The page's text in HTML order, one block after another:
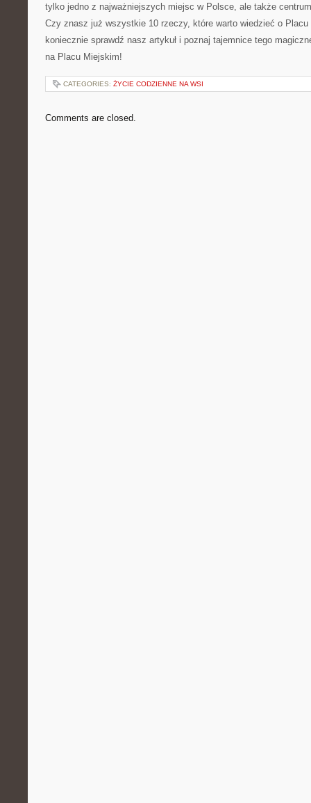
tylko ⁢jedno​ z najważniejszych miejsc w Polsce, ale także‍
Czy znasz już wszystkie 10 rzeczy, które‌ warto wiedzieć​ o
koniecznie sprawdź nasz artykuł i poznaj ‌tajemnice tego
na Placu Miejskim!
CATEGORIES: ŻYCIE CODZIENNE NA WSI
Comments are closed.